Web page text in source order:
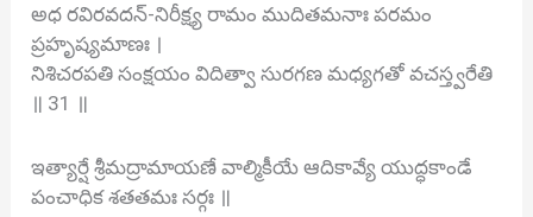
అధ రవిరవదన్-నిరీక్ష్య రామం ముదితమనాః పరమం
ప్రహృష్యమాణః ।
నిశిచరపతి సంక్షయం విదిత్వా సురగణ మధ్యగతో వచస్త్వరేతి
॥ 31 ॥
ఇత్యార్షే శ్రీమద్రామాయణే వాల్మికీయే ఆదికావ్యే యుద్ధకాండే
పంచాధిక శతతమః సర్గః ॥